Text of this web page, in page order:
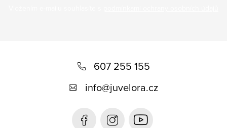
607 255 155
info@juvelora.cz